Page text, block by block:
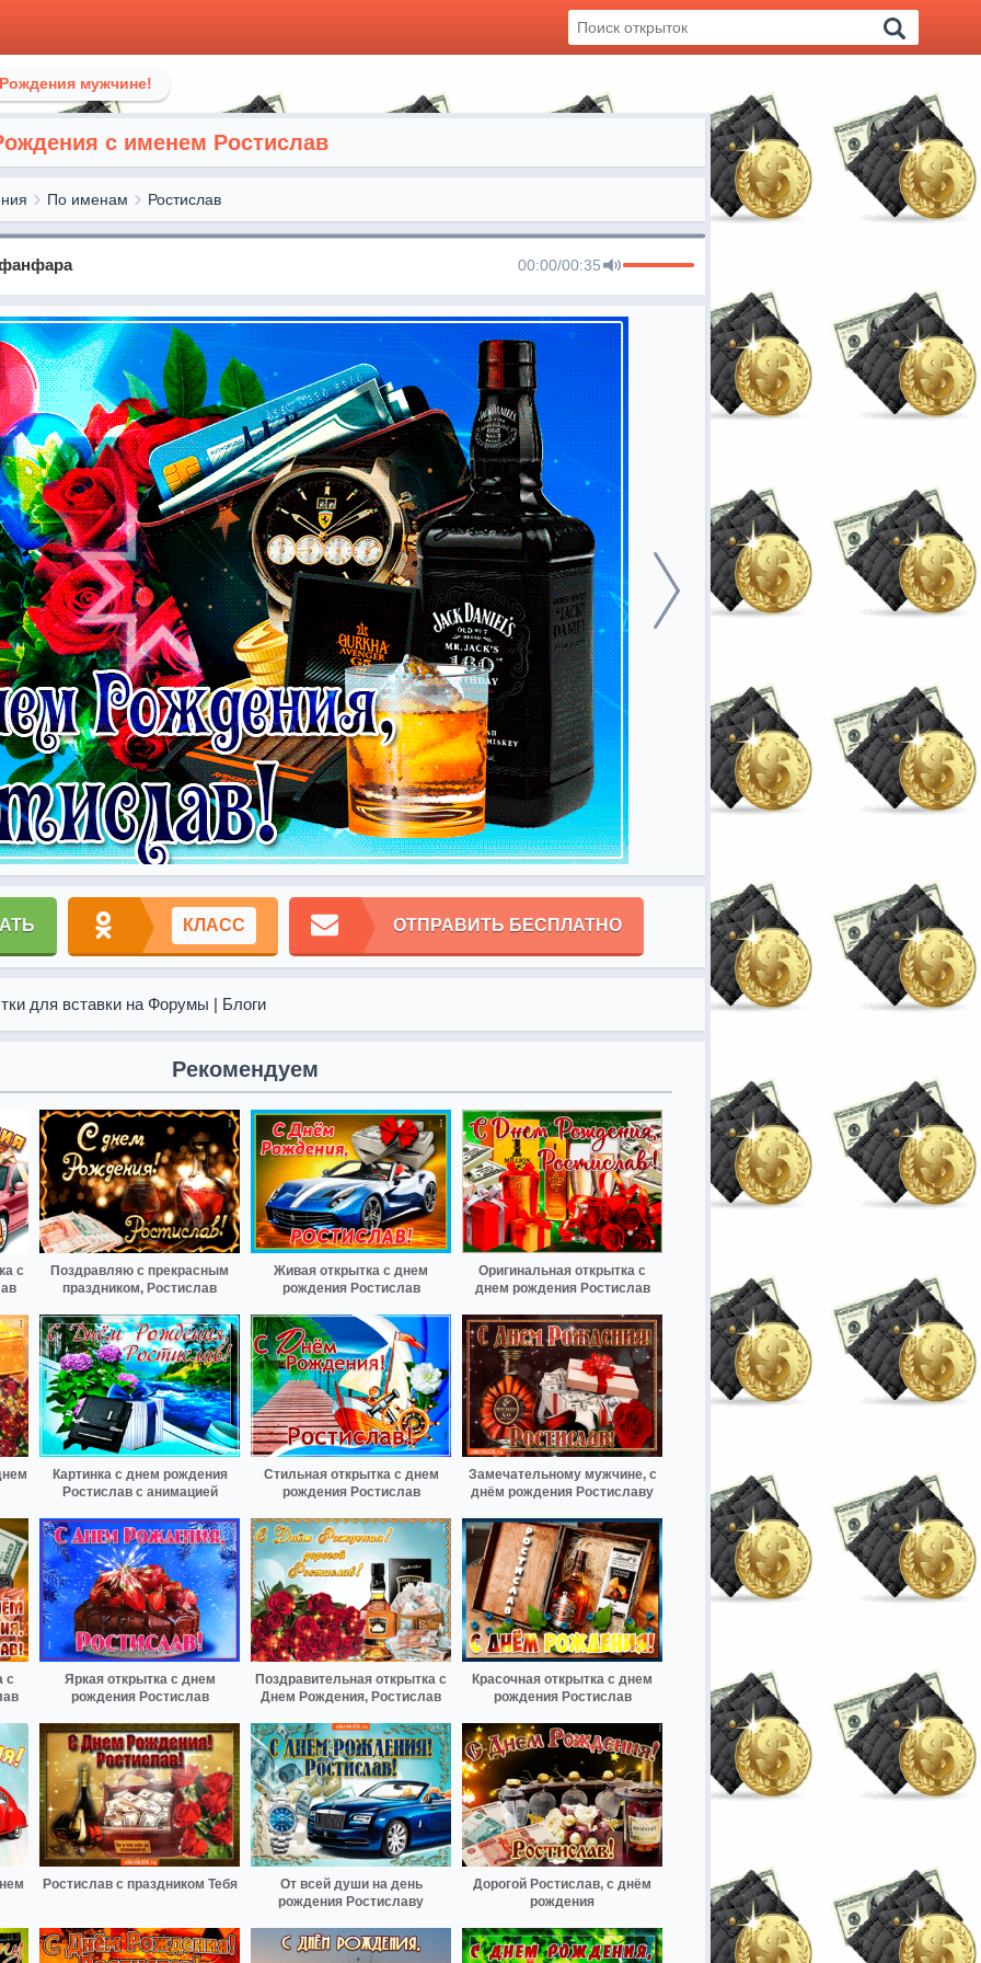
мужчине!
с именем Ростислав
По именам Ростислав
00:00/00:35
КЛАСС ОТПРАВИТЬ БЕСПЛАТНО
для вставки на Форумы | Блоги
Рекомендуем
с
Поздравляю с прекрасным
праздником, Ростислав
Живая открытка с днем
рождения Ростислав
Оригинальная открытка с
днем рождения Ростислав
Картинка с днем рождения
Ростислав с анимацией
Стильная открытка с днем
рождения Ростислав
Замечательному мужчине, с
днём рождения Ростиславу
с
Яркая открытка с днем
рождения Ростислав
Поздравительная открытка с
Днем Рождения, Ростислав
Красочная открытка с днем
рождения Ростислав
Ростислав с праздником Тебя
От всей души на день
рождения Ростиславу
Дорогой Ростислав, с днём
рождения